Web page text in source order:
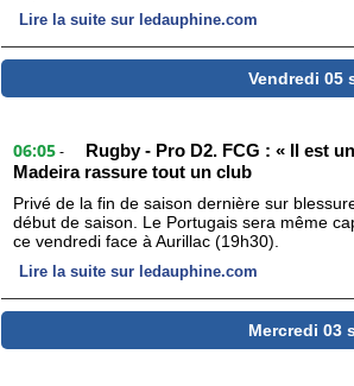
Lire la suite sur ledauphine.com
Vendredi 05
06:05 -
Rugby - Pro D2. FCG : « Il est
Madeira rassure tout un club
Privé de la fin de saison dernière sur
début de saison. Le Portugais sera même
ce vendredi face à Aurillac (19h30).
Lire la suite sur ledauphine.com
Mercredi 03